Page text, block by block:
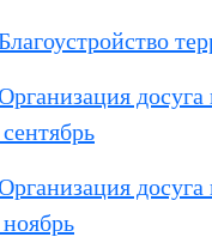
досуга
досуга